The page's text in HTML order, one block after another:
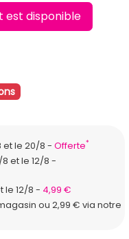
est disponible
et le 20/8 Offerte*
8 et le 12/8
le 12/8
4,99 €
ou 2,99 € via notre